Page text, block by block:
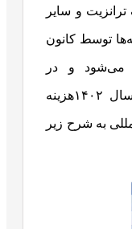
و سایر
توسط کانون
می‌شود و در
سراسر کشور یکسان است. در سال ۱۴۰۲هزینه
به شرح زیر